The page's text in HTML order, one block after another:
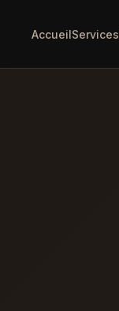
AccueilServices